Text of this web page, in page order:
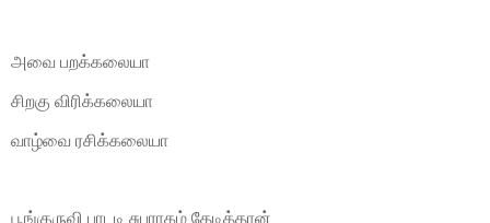
அவை பறக்கலையா
சிறகு விரிக்கலையா
வாழ்வை ரசிக்கலையா
பூங்குருவி பாடடி சுபராகம் தேடித்தான்